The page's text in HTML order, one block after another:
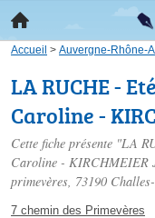
Accueil > Auvergne-Rhône-
LA RUCHE -
Caroline -
Cette fiche présente "LA
Caroline - KIRCHMEIER
primevères, 73190
7 chemin des Primevères